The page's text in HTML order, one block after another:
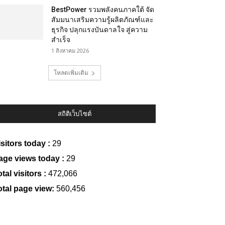
BestPower รวมพลังคนภาคใต้ จัด
สัมมนาเสริมความรู้ผลิตภัณฑ์และ
ธุรกิจ ปลุกแรงบันดาลใจ สู่ความ
สำเร็จ
1 สิงหาคม 2026
โหลดเพิ่มเติม
สถิติเว็บไซต์
today : 29
views today : 29
visitors : 472,066
page view: 560,456